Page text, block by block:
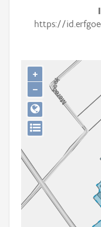
Gebeurtenis
Persoon of collectief
Downloads
Aanmelden
https://
+
−